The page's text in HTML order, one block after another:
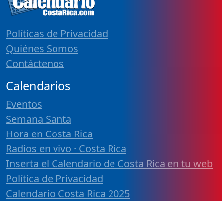
Políticas de Privacidad
Quiénes Somos
Contáctenos
Calendarios
Eventos
Semana Santa
Hora en Costa Rica
Radios en vivo · Costa Rica
Inserta el Calendario de Costa Rica en tu web
Política de Privacidad
Calendario Costa Rica 2025